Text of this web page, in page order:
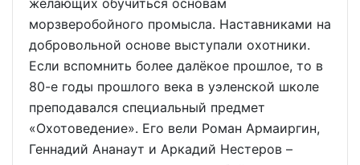
желающих обучиться основам
морзверобойного промысла. Наставниками на
добровольной основе выступали охотники.
Если вспомнить более далёкое прошлое, то в
80-е годы прошлого века в уэленской школе
преподавался специальный предмет
«Охотоведение». Его вели Роман Армаиргин,
Геннадий Ананаут и Аркадий Нестеров –